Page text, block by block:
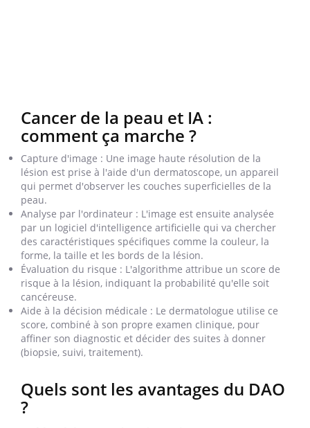
Cancer de la peau et IA :
comment ça marche ?
Capture d'image : Une image haute résolution de la
lésion est prise à l'aide d'un dermatoscope, un appareil
qui permet d'observer les couches superficielles de la
peau.
Analyse par l'ordinateur : L'image est ensuite analysée
par un logiciel d'intelligence artificielle qui va chercher
des caractéristiques spécifiques comme la couleur, la
forme, la taille et les bords de la lésion.
Évaluation du risque : L'algorithme attribue un score de
risque à la lésion, indiquant la probabilité qu'elle soit
cancéreuse.
Aide à la décision médicale : Le dermatologue utilise ce
score, combiné à son propre examen clinique, pour
affiner son diagnostic et décider des suites à donner
(biopsie, suivi, traitement).
Quels sont les avantages du DAO
?